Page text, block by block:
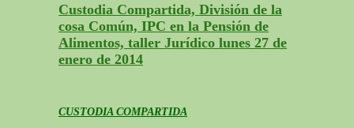
Custodia Compartida, División de la
cosa Común, IPC en la Pensión de
Alimentos, taller Jurídico lunes 27 de
enero de 2014
CUSTODIA COMPARTIDA